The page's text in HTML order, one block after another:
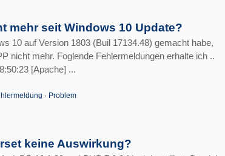
mehr seit Windows 10 Update?
10 auf Version 1803 (Buil 17134.48) gemacht habe,
nicht mehr. Foglende Fehlermeldungen erhalte ich ..
[Apache] ...
· Problem
keine Auswirkung?